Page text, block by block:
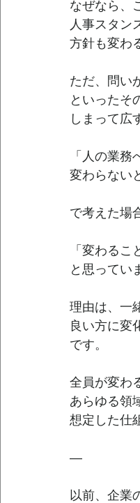
なぜなら、
人事スタン
方針も変わ
ただ、問い
といったそ
しまって広
「人の業
変わらない
で考えた場
「変わるこ
と思って
理由は、一
良い方に変
です。
全員が変わ
あらゆる領
想定した仕
—
以前、企業